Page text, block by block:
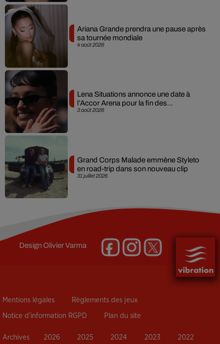
4 août 2026
Ariana Grande prendra une pause après
sa tournée mondiale
3 août 2026
Lena Situations annonce une date à
l’Accor Arena pour la fin des...
31 juillet 2026
Grand Corps Malade emmène Styleto
en road-trip dans son nouveau clip
DesignOlivier Varma
Mentions légales Règlements des jeux
Notice d’information RGPD Plan du site
Archives 2026 2025 2024 2023 2022